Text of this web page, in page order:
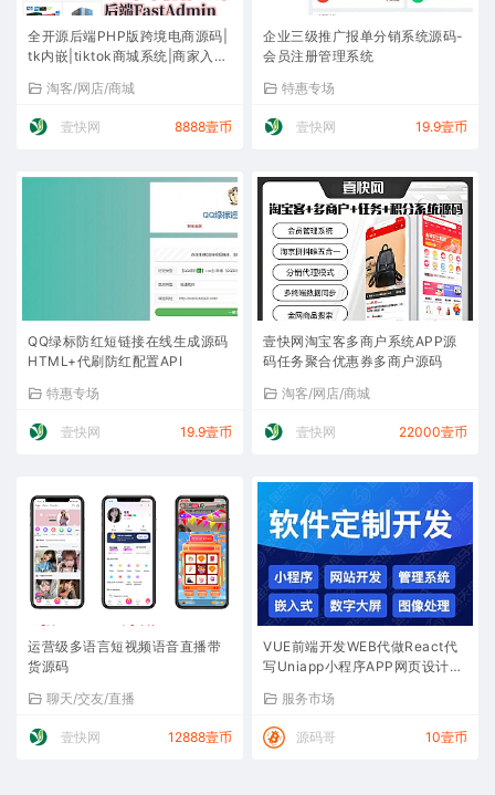
全开源后端PHP版跨境电商源码|
tk内嵌|tiktok商城系统|商家入驻I
淘客/网店/商城
壹快网 8888壹币
企业三级推广报单分销系统源码-
会员注册管理系统
特惠专场
壹快网 19.9壹币
QQ绿标防红短链接在线生成源码
HTML+代刷防红配置API
特惠专场
壹快网 19.9壹币
壹快网淘宝客多商户系统APP源
码任务聚合优惠券多商户源码
淘客/网店/商城
壹快网 22000壹币
运营级多语言短视频语音直播带
货源码
聊天/交友/直播
壹快网 12888壹币
VUE前端开发WEB代做React代
写Uniapp小程序APP网页设计UI
服务市场
源码哥 10壹币